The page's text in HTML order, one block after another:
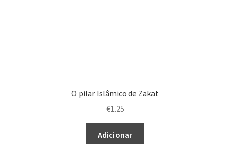
O pilar Islâmico de Zakat
€1.25
Adicionar